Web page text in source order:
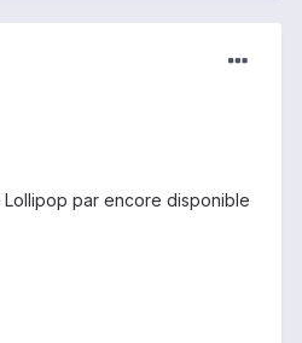
par encore disponible